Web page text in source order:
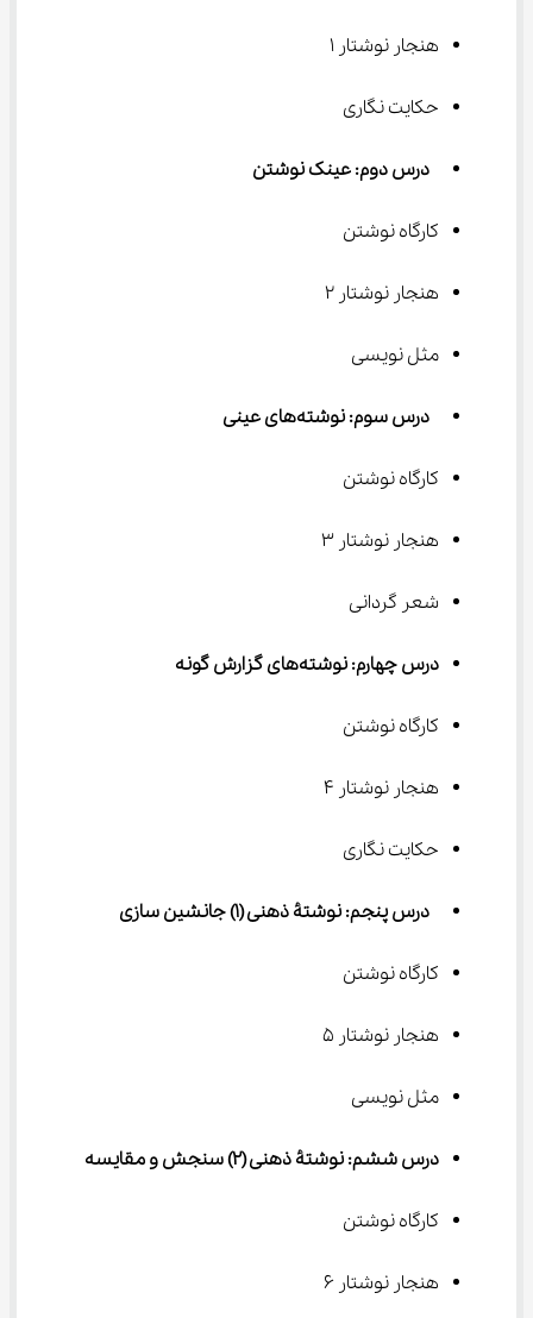
هنجار نوشتار ۱
حکایت نگاری
درس دوم: عینک نوشتن
کارگاه نوشتن
هنجار نوشتار ۲
مثل نویسی
درس سوم: نوشته‌های عینی
کارگاه نوشتن
هنجار نوشتار ۳
شعر گردانی
درس چهارم: نوشته‌های گزارش گونه
کارگاه نوشتن
هنجار نوشتار ۴
حکایت نگاری
درس پنجم: نوشتۀ ذهنی (۱) جانشین سازی
کارگاه نوشتن
هنجار نوشتار ۵
مثل نویسی
درس ششم: نوشتۀ ذهنی (۲) سنجش و مقایسه
کارگاه نوشتن
هنجار نوشتار ۶